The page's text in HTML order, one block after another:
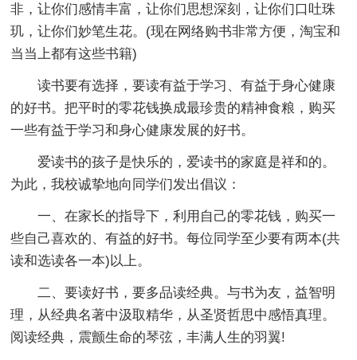
非，让你们感情丰富，让你们思想深刻，让你们口吐珠
玑，让你们妙笔生花。(现在网络购书非常方便，淘宝和
当当上都有这些书籍)
读书要有选择，要读有益于学习、有益于身心健康
的好书。把平时的零花钱换成最珍贵的精神食粮，购买
一些有益于学习和身心健康发展的好书。
爱读书的孩子是快乐的，爱读书的家庭是祥和的。
为此，我校诚挚地向同学们发出倡议：
一、在家长的指导下，利用自己的零花钱，购买一
些自己喜欢的、有益的好书。每位同学至少要有两本(共
读和选读各一本)以上。
二、要读好书，要多品读经典。与书为友，益智明
理，从经典名著中汲取精华，从圣贤哲思中感悟真理。
阅读经典，震颤生命的琴弦，丰满人生的羽翼!